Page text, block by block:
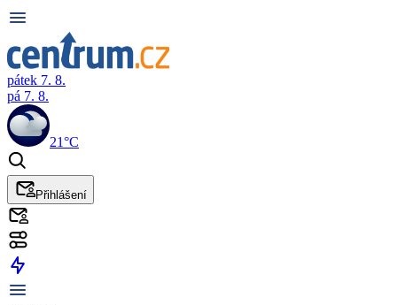
pátek 7. 8.
pá 7. 8.
21°C
Přihlášení